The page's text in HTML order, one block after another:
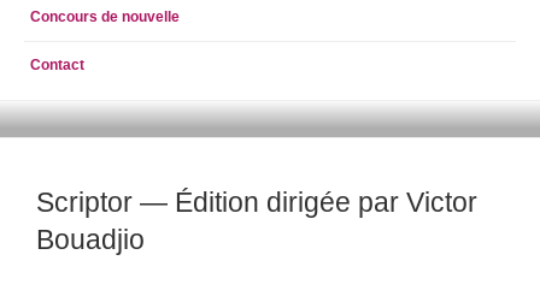
Concours de nouvelle
Contact
ECRIRE AUJOURD'HUI
Scriptor — Édition dirigée par Victor
Bouadjio